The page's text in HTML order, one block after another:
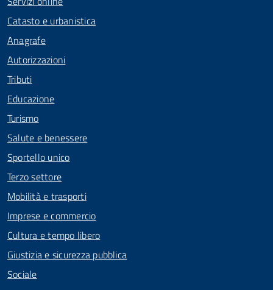
Catasto e urbanistica
Anagrafe
Autorizzazioni
Tributi
Educazione
Turismo
Salute e benessere
Sportello unico
Terzo settore
Mobilità e trasporti
Imprese e commercio
Cultura e tempo libero
Giustizia e sicurezza pubblica
Sociale